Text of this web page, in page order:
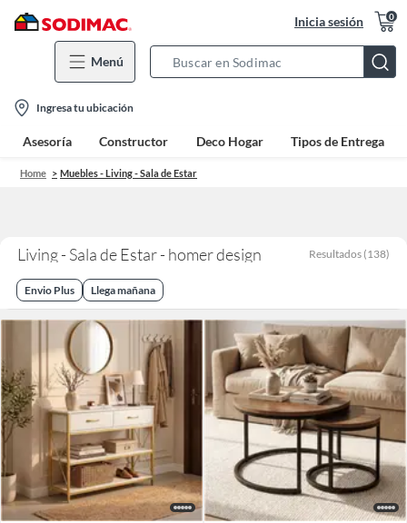
Inicia sesión 0
Menú
Bar
location-
icon
Ingresa tu ubicación
Asesoría Constructor Deco Hogar Tipos de Entrega
Home Muebles - Living - Sala de Estar
Living - Sala de Estar - homer design Resultados (138)
Envio Plus Llega mañana